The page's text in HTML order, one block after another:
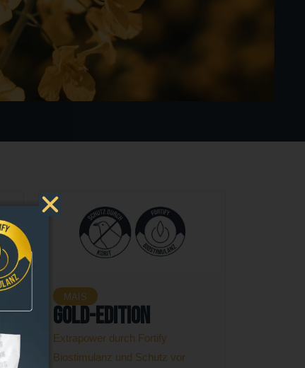
MAIS
Gold-Edition
Extrapower durch Fortify
Biostimulanz und Schutz vor